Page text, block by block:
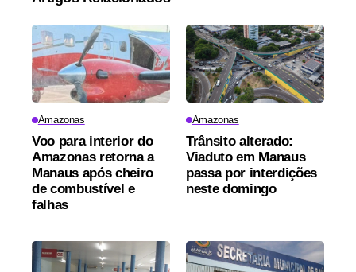
Amazonas
Voo para interior do
Amazonas retorna a
Manaus após cheiro
de combustível e
falhas
Amazonas
Trânsito alterado:
Viaduto em Manaus
passa por interdições
neste domingo